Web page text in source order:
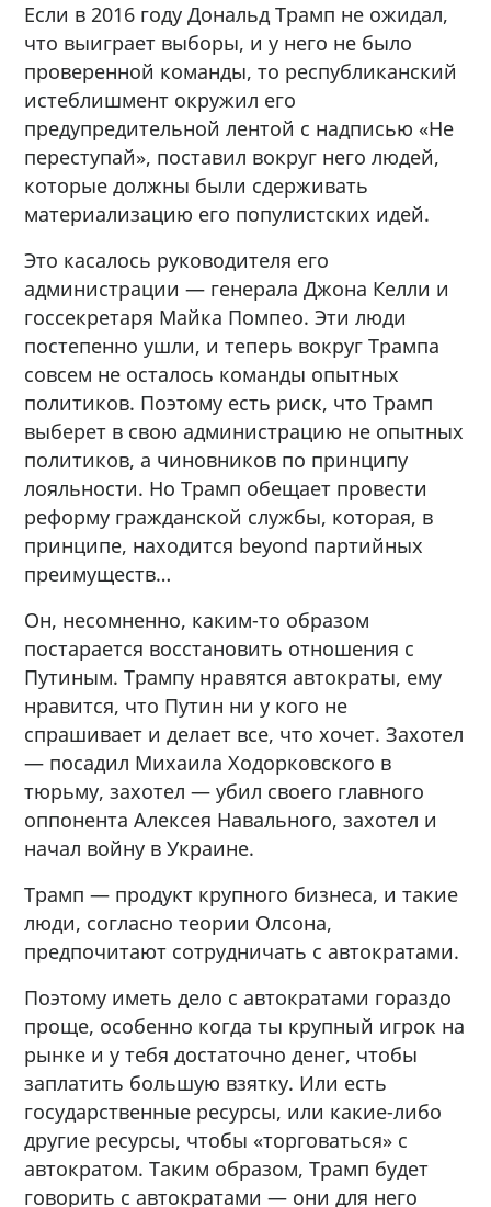
Если в 2016 году Дональд Трамп не ожидал,
что выиграет выборы, и у него не было
проверенной команды, то республиканский
истеблишмент окружил его
предупредительной лентой с надписью «Не
переступай», поставил вокруг него людей,
которые должны были сдерживать
материализацию его популистских идей.
Это касалось руководителя его
администрации — генерала Джона Келли и
госсекретаря Майка Помпео. Эти люди
постепенно ушли, и теперь вокруг Трампа
совсем не осталось команды опытных
политиков. Поэтому есть риск, что Трамп
выберет в свою администрацию не опытных
политиков, а чиновников по принципу
лояльности. Но Трамп обещает провести
реформу гражданской службы, которая, в
принципе, находится beyond партийных
преимуществ…
Он, несомненно, каким-то образом
постарается восстановить отношения с
Путиным. Трампу нравятся автократы, ему
нравится, что Путин ни у кого не
спрашивает и делает все, что хочет. Захотел
— посадил Михаила Ходорковского в
тюрьму, захотел — убил своего главного
оппонента Алексея Навального, захотел и
начал войну в Украине.
Трамп — продукт крупного бизнеса, и такие
люди, согласно теории Олсона,
предпочитают сотрудничать с автократами.
Поэтому иметь дело с автократами гораздо
проще, особенно когда ты крупный игрок на
рынке и у тебя достаточно денег, чтобы
заплатить большую взятку. Или есть
государственные ресурсы, или какие-либо
другие ресурсы, чтобы «торговаться» с
автократом. Таким образом, Трамп будет
говорить с автократами — они для него